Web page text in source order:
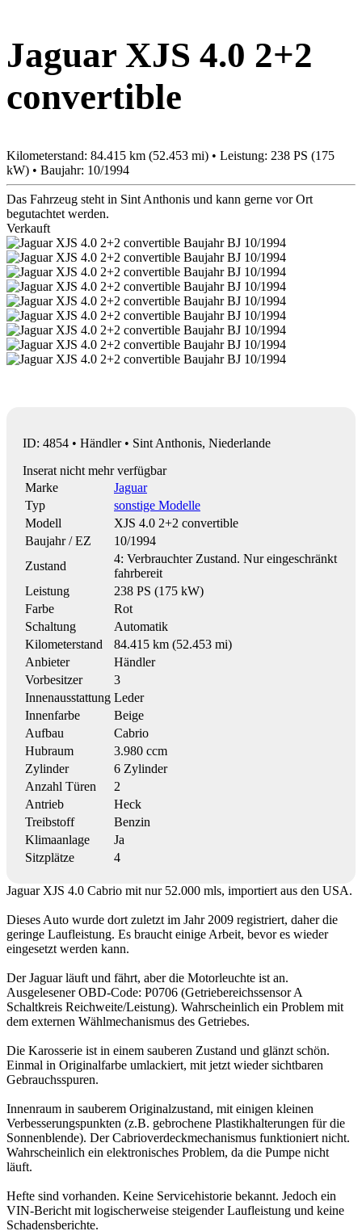
Jaguar XJS 4.0 2+2
convertible
Kilometerstand: 84.415 km (52.453 mi) • Leistung: 238 PS (175
kW) • Baujahr: 10/1994
Das Fahrzeug steht in Sint Anthonis und kann gerne vor Ort
begutachtet werden.
Verkauft
ID: 4854 • Händler • Sint Anthonis, Niederlande
Inserat nicht mehr verfügbar
Marke
Jaguar
Typ
sonstige Modelle
Modell
XJS 4.0 2+2 convertible
Baujahr / EZ
10/1994
Zustand
4: Verbrauchter Zustand. Nur eingeschränkt
fahrbereit
Leistung
238 PS (175 kW)
Farbe
Rot
Schaltung
Automatik
Kilometerstand
84.415 km (52.453 mi)
Anbieter
Händler
Vorbesitzer
3
Innenausstattung Leder
Innenfarbe
Beige
Aufbau
Cabrio
Hubraum
3.980 ccm
Zylinder
6 Zylinder
Anzahl Türen
2
Antrieb
Heck
Treibstoff
Benzin
Klimaanlage
Ja
Sitzplätze
4
Jaguar XJS 4.0 Cabrio mit nur 52.000 mls, importiert aus den USA.
Dieses Auto wurde dort zuletzt im Jahr 2009 registriert, daher die
geringe Laufleistung. Es braucht einige Arbeit, bevor es wieder
eingesetzt werden kann.
Der Jaguar läuft und fährt, aber die Motorleuchte ist an.
Ausgelesener OBD-Code: P0706 (Getriebereichssensor A
Schaltkreis Reichweite/Leistung). Wahrscheinlich ein Problem mit
dem externen Wählmechanismus des Getriebes.
Die Karosserie ist in einem sauberen Zustand und glänzt schön.
Einmal in Originalfarbe umlackiert, mit jetzt wieder sichtbaren
Gebrauchsspuren.
Innenraum in sauberem Originalzustand, mit einigen kleinen
Verbesserungspunkten (z.B. gebrochene Plastikhalterungen für die
Sonnenblende). Der Cabrioverdeckmechanismus funktioniert nicht.
Wahrscheinlich ein elektronisches Problem, da die Pumpe nicht
läuft.
Hefte sind vorhanden. Keine Servicehistorie bekannt. Jedoch ein
VIN-Bericht mit logischerweise steigender Laufleistung und keine
Schadensberichte.